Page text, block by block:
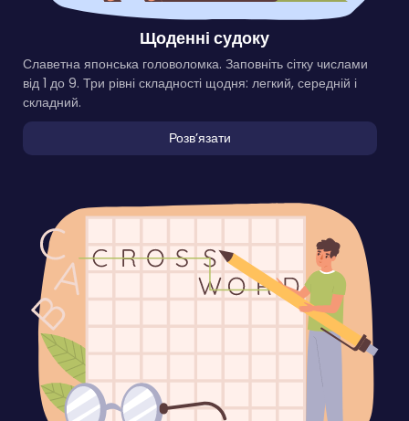
Щоденні судоку
Славетна японська головоломка. Заповніть сітку числами
від 1 до 9. Три рівні складності щодня: легкий, середній і
складний.
Розвʼязати